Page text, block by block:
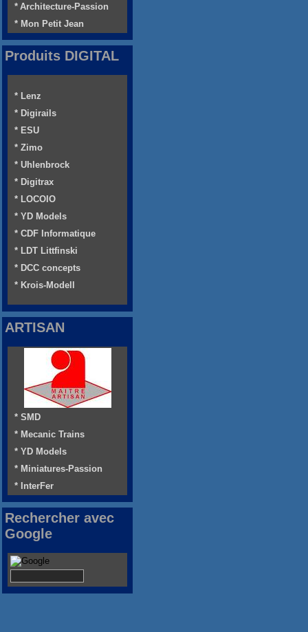
* Architecture-Passion
* Mon Petit Jean
Produits DIGITAL
* Lenz
* Digirails
* ESU
* Zimo
* Uhlenbrock
* Digitrax
* LOCOIO
* YD Models
* CDF Informatique
* LDT Littfinski
* DCC concepts
* Krois-Modell
ARTISAN
* SMD
* Mecanic Trains
* YD Models
* Miniatures-Passion
* InterFer
Rechercher avec
Google